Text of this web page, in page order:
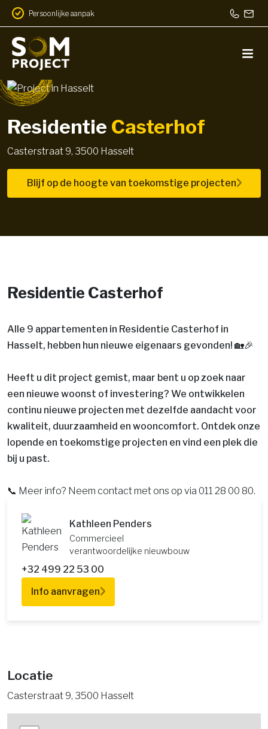
Persoonlijke aanpak
Residentie Casterhof
Casterstraat 9, 3500 Hasselt
Blijf op de hoogte van toekomstige projecten
Residentie Casterhof
Alle 9 appartementen in Residentie Casterhof in
Hasselt, hebben hun nieuwe eigenaars gevonden! 🏡🎉
Heeft u dit project gemist, maar bent u op zoek naar
een nieuwe woonst of investering? We ontwikkelen
continu nieuwe projecten met dezelfde aandacht voor
kwaliteit, duurzaamheid en wooncomfort. Ontdek onze
lopende en toekomstige projecten en vind een plek die
bij u past.
📞 Meer info? Neem contact met ons op via 011 28 00 80.
Kathleen Penders
Commercieel
verantwoordelijke nieuwbouw
+32 499 22 53 00
Info aanvragen
Locatie
Casterstraat 9, 3500 Hasselt